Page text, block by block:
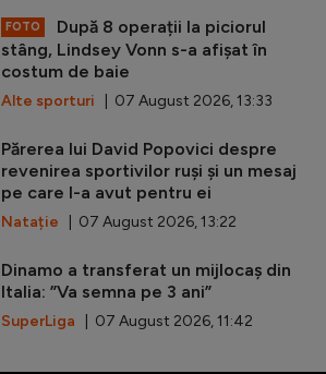
FOTO
După 8 operații la piciorul
stâng, Lindsey Vonn s-a afișat în
costum de baie
Alte sporturi | 07 August 2026, 13:33
Părerea lui David Popovici despre
revenirea sportivilor ruși și un mesaj
pe care l-a avut pentru ei
Natație | 07 August 2026, 13:22
Dinamo a transferat un mijlocaș din
Italia: ”Va semna pe 3 ani”
SuperLiga | 07 August 2026, 11:42